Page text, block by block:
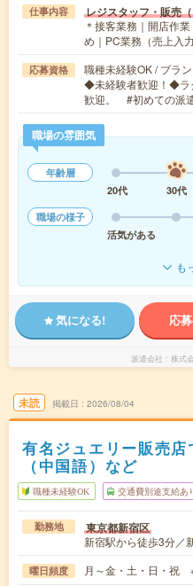
仕事内容 レジスタッフ・販売
＊接客業務｜開店作
め｜PC業務（売上入
応募資格
職種未経験OK / ブラ
◆未経験者歓迎！◆ラ
歓迎。 #初めての派
職場の雰囲気
年齢層
20代
30代
職場の様子
活気がある
も
気になる! 応
派遣会社 株式
未読 掲載日 2026/08/04
有名ジュエリー販売
（中国語）など
職種未経験OK 交通費別途支給あ
勤務地 東京都新宿区
新宿駅から徒歩3分／
曜日頻度 月～金・土・日・祝